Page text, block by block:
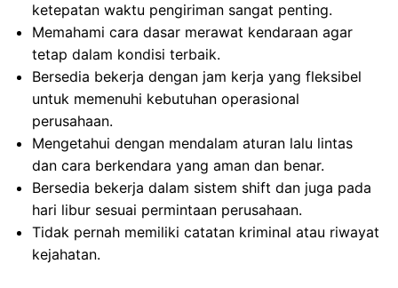
ketepatan waktu pengiriman sangat penting.
Memahami cara dasar merawat kendaraan agar
tetap dalam kondisi terbaik.
Bersedia bekerja dengan jam kerja yang fleksibel
untuk memenuhi kebutuhan operasional
perusahaan.
Mengetahui dengan mendalam aturan lalu lintas
dan cara berkendara yang aman dan benar.
Bersedia bekerja dalam sistem shift dan juga pada
hari libur sesuai permintaan perusahaan.
Tidak pernah memiliki catatan kriminal atau riwayat
kejahatan.